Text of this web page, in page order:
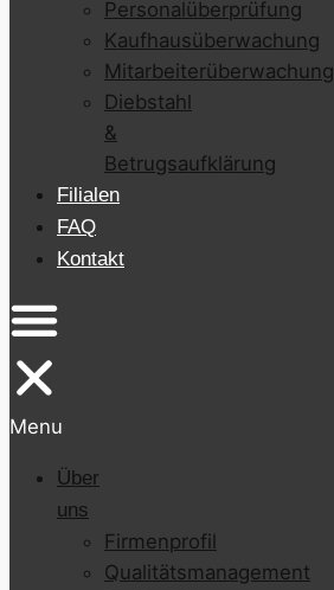
Personalüberprüfung
Kaufhausüberwachung
Mitarbeiterüberwachung
Diebstahl
&
Betrugsaufklärung
Filialen
FAQ
Kontakt
Menu
Über
uns
Firmenprofil
Qualitätsmanagement